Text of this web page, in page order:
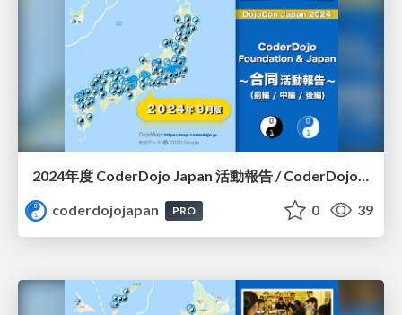
2024年度 CoderDojo Japan 活動報告 / CoderDojo Japan in 2024
coderdojojapan
PRO 0 39